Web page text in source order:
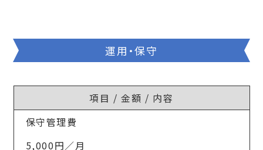
運用・保守
項目 / 金額 / 内容
保守管理費
5,000円／月